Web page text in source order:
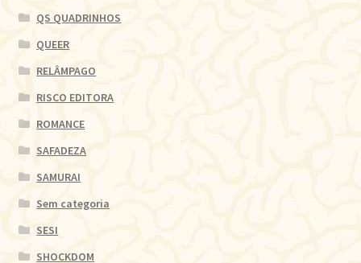
QS QUADRINHOS
QUEER
RELÂMPAGO
RISCO EDITORA
ROMANCE
SAFADEZA
SAMURAI
Sem categoria
SESI
SHOCKDOM